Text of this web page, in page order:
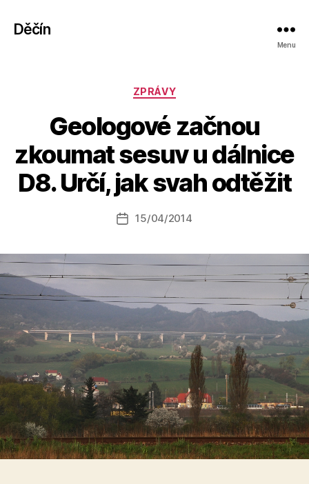
Děčín
Menu
Rubriky
ZPRÁVY
Geologové začnou
zkoumat sesuv u dálnice
D8. Určí, jak svah odtěžit
Autor
příspěvku
u
o
a
s
o
Datum
15/04/2014